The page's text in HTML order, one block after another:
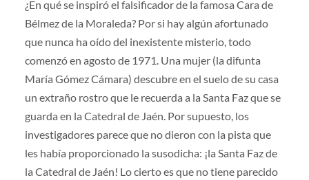
¿En qué se inspiró el falsificador de la famosa Cara de
Bélmez de la Moraleda? Por si hay algún afortunado
que nunca ha oído del inexistente misterio, todo
comenzó en agosto de 1971. Una mujer (la difunta
María Gómez Cámara) descubre en el suelo de su casa
un extraño rostro que le recuerda a la Santa Faz que se
guarda en la Catedral de Jaén. Por supuesto, los
investigadores parece que no dieron con la pista que
les había proporcionado la susodicha: ¡la Santa Faz de
la Catedral de Jaén! Lo cierto es que no tiene parecido